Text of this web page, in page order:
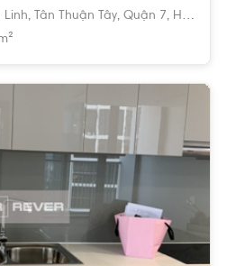
Linh, Tân Thuận Tây, Quận 7, Hồ Chí Minh